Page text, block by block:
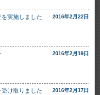
実施しました 2016年2月22日
2016年2月19日
受け取りました 2016年2月17日